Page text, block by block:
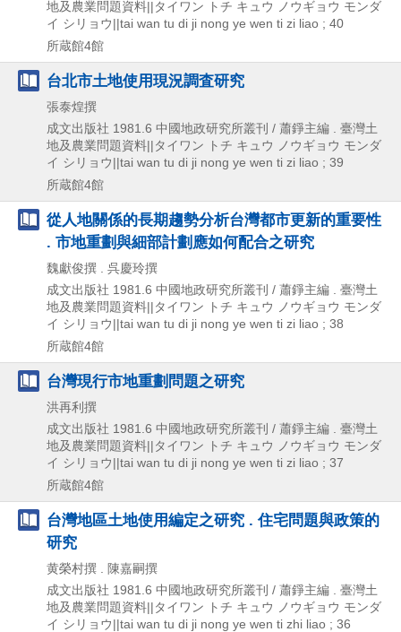
地及農業問題資料||タイワン トチ キュウ ノウギョウ モンダ
イ シリョウ||tai wan tu di ji nong ye wen ti zi liao ; 40
所蔵館4館
台北市土地使用現況調査研究
張泰煌撰
成文出版社 1981.6 中國地政研究所叢刊 / 蕭錚主編 . 臺灣土
地及農業問題資料||タイワン トチ キュウ ノウギョウ モンダ
イ シリョウ||tai wan tu di ji nong ye wen ti zi liao ; 39
所蔵館4館
從人地關係的長期趨勢分析台灣都市更新的重要性
. 市地重劃與細部計劃應如何配合之研究
魏獻俊撰 . 呉慶玲撰
成文出版社 1981.6 中國地政研究所叢刊 / 蕭錚主編 . 臺灣土
地及農業問題資料||タイワン トチ キュウ ノウギョウ モンダ
イ シリョウ||tai wan tu di ji nong ye wen ti zi liao ; 38
所蔵館4館
台灣現行市地重劃問題之研究
洪再利撰
成文出版社 1981.6 中國地政研究所叢刊 / 蕭錚主編 . 臺灣土
地及農業問題資料||タイワン トチ キュウ ノウギョウ モンダ
イ シリョウ||tai wan tu di ji nong ye wen ti zi liao ; 37
所蔵館4館
台灣地區土地使用編定之研究 . 住宅問題與政策的
研究
黄榮村撰 . 陳嘉嗣撰
成文出版社 1981.6 中國地政研究所叢刊 / 蕭錚主編 . 臺灣土
地及農業問題資料||タイワン トチ キュウ ノウギョウ モンダ
イ シリョウ||tai wan tu di ji nong ye wen ti zhi liao ; 36